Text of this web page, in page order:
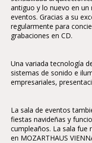
antiguo y lo nuevo en
eventos. Gracias a su
regularmente para
grabaciones en CD.
Una variada tecnología
sistemas de sonido e
empresariales,
La sala de eventos
fiestas navideñas y
cumpleaños. La sala fue
en MOZARTHAUS